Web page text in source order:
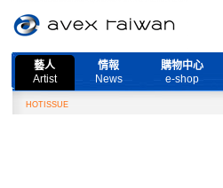
藝人
Artist
情報
News
購物中心
e-shop
HOTISSUE